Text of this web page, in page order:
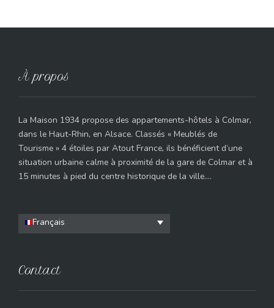
À propos
La Maison 1934 propose des appartements-hôtels à Colmar,
dans le Haut-Rhin, en Alsace. Classés « Meublés de
Tourisme » 4 étoiles par Atout France, ils bénéficient d’une
situation urbaine calme à proximité de la gare de Colmar et à
15 minutes à pied du centre historique de la ville….
Français
Contact